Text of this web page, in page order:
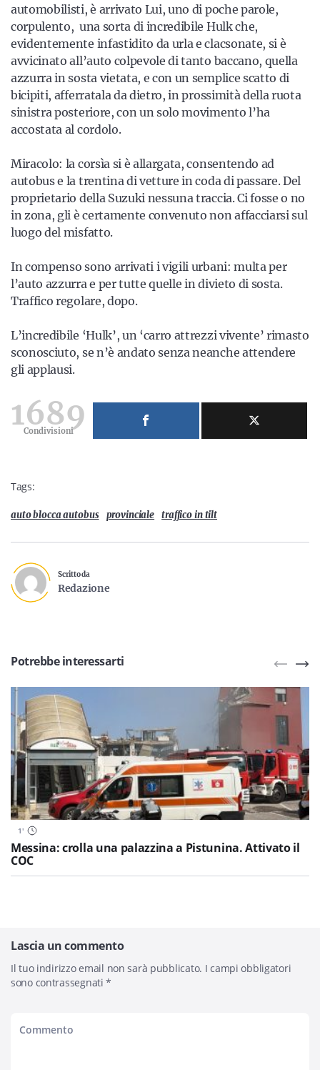
automobilisti, è arrivato Lui, uno di poche parole,
corpulento, una sorta di incredibile Hulk che,
evidentemente infastidito da urla e clacsonate, si è
avvicinato all’auto colpevole di tanto baccano, quella
azzurra in sosta vietata, e con un semplice scatto di
bicipiti, afferratala da dietro, in prossimità della ruota
sinistra posteriore, con un solo movimento l’ha
accostata al cordolo.
Miracolo: la corsìa si è allargata, consentendo ad
autobus e la trentina di vetture in coda di passare. Del
proprietario della Suzuki nessuna traccia. Ci fosse o no
in zona, gli è certamente convenuto non affacciarsi sul
luogo del misfatto.
In compenso sono arrivati i vigili urbani: multa per
l’auto azzurra e per tutte quelle in divieto di sosta.
Traffico regolare, dopo.
L’incredibile ‘Hulk’, un ‘carro attrezzi vivente’ rimasto
sconosciuto, se n’è andato senza neanche attendere
gli applausi.
1689
Condivisioni
Tags:
auto blocca autobus provinciale traffico in tilt
Scritto da
Redazione
Potrebbe interessarti
1'
Messina: crolla una palazzina a Pistunina. Attivato il
COC
Lascia un commento
Il tuo indirizzo email non sarà pubblicato. I campi obbligatori
sono contrassegnati*